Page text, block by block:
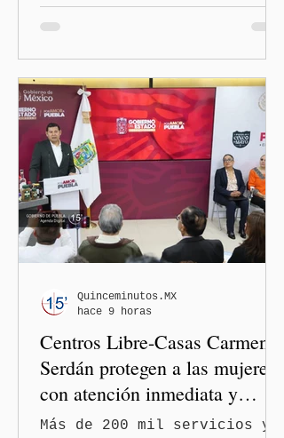
discriminatorios, el
gobernador de Puebla,
Alejandro Armenta Mier,
respaldó la postura de la
presidenta Claudia
Sheinbaum Pardo y de la
dirigencia nacional de
Morena y dejó en manos de
la Comisión Nacional de
Honor y Justicia (CNHJ) el
de la bancada de Morena en
el Congreso de Puebla.
Centros Libre-Casas Carmen
Serdán protegen a las mujeres
con atención inmediata y
disminuyen feminicidios
Más de 200 mil servicios y
Quinceminutos.MX
hace 9 horas